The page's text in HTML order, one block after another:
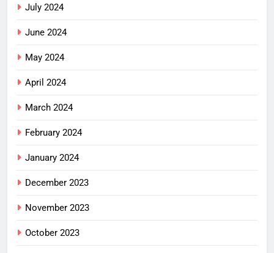
July 2024
June 2024
May 2024
April 2024
March 2024
February 2024
January 2024
December 2023
November 2023
October 2023